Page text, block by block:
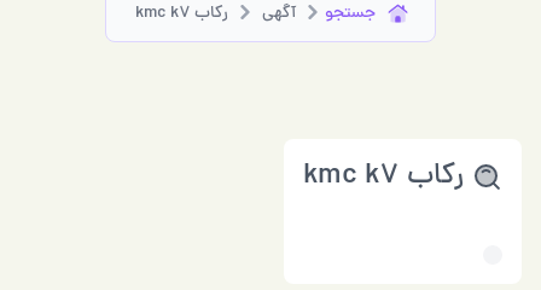
جستجو آگهی رکاب kmc k7
رکاب kmc k7